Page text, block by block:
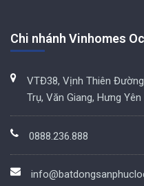
Chi nhánh Vinhomes
VTĐ38, Vịnh Thiên
Trụ, Văn Giang, Hưng Yên
0888.236.888